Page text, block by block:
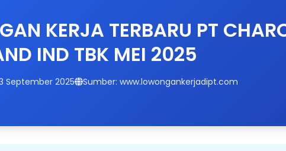
KERJA TERBARU PT
IND TBK MEI 2025
September 2025 Sumber: www.lowongankerjadipt.com